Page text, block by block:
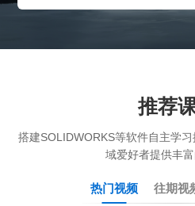
推荐
搭建SOLIDWORKS等软件自主学
域爱好者提供丰
热门视频 往期视